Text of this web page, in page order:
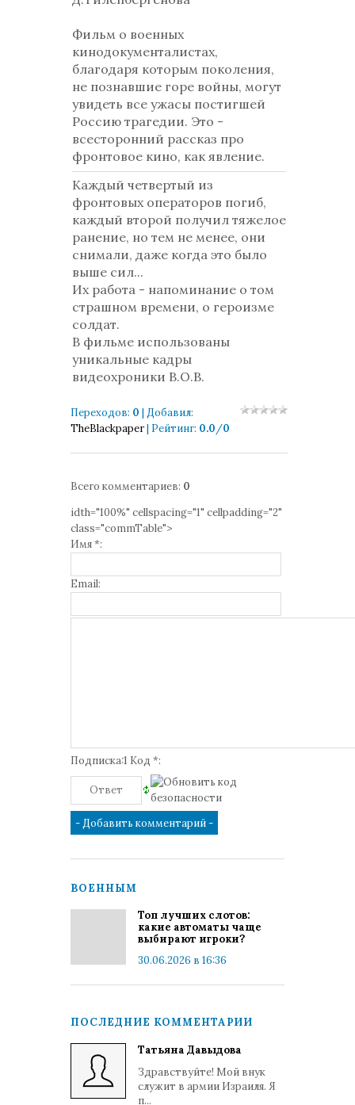
Фильм о военных
кинодокументалистах,
благодаря которым поколения,
не познавшие горе войны, могут
увидеть все ужасы постигшей
Россию трагедии. Это -
всесторонний рассказ про
фронтовое кино, как явление.
Каждый четвертый из
фронтовых операторов погиб,
каждый второй получил тяжелое
ранение, но тем не менее, они
снимали, даже когда это было
выше сил...
Их работа - напоминание о том
страшном времени, о героизме
солдат.
В фильме использованы
уникальные кадры
видеохроники В.О.В.
Переходов: 0 | Добавил:
TheBlackpaper| Рейтинг: 0.0/0
Всего комментариев: 0
idth="100%" cellspacing="1" cellpadding="2"
class="commTable">
Имя *:
Email:
Подписка:1 Код *:
ВОЕННЫМ
Топ лучших слотов:
какие автоматы чаще
выбирают игроки?
30.06.2026 в 16:36
ПОСЛЕДНИЕ КОММЕНТАРИИ
Татьяна Давыдова
Здравствуйте! Мой внук
служит в армии Израиля. Я
п...